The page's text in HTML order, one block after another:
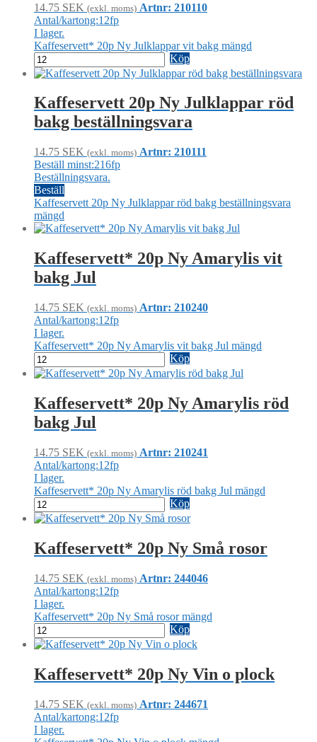
14.75 SEK (exkl. moms) Artnr: 210110
Antal/kartong:12fp
I lager.
Kaffeservett* 20p Ny Julklappar vit bakg mängd
Köp
Kaffeservett 20p Ny Julklappar röd
bakg beställningsvara
14.75 SEK (exkl. moms) Artnr: 210111
Beställ minst:216fp
Beställningsvara.
Beställ
Kaffeservett 20p Ny Julklappar röd bakg beställningsvara
mängd
Kaffeservett* 20p Ny Amarylis vit
bakg Jul
14.75 SEK (exkl. moms) Artnr: 210240
Antal/kartong:12fp
I lager.
Kaffeservett* 20p Ny Amarylis vit bakg Jul mängd
Köp
Kaffeservett* 20p Ny Amarylis röd
bakg Jul
14.75 SEK (exkl. moms) Artnr: 210241
Antal/kartong:12fp
I lager.
Kaffeservett* 20p Ny Amarylis röd bakg Jul mängd
Köp
Kaffeservett* 20p Ny Små rosor
14.75 SEK (exkl. moms) Artnr: 244046
Antal/kartong:12fp
I lager.
Kaffeservett* 20p Ny Små rosor mängd
Köp
Kaffeservett* 20p Ny Vin o plock
14.75 SEK (exkl. moms) Artnr: 244671
Antal/kartong:12fp
I lager.